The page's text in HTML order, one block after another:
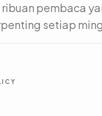
pembaca
setiap